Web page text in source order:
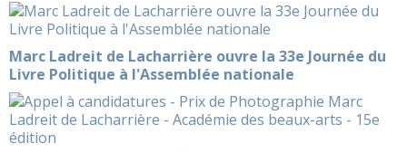
Marc Ladreit de Lacharrière ouvre la 33e Journée du
Livre Politique à l'Assemblée nationale